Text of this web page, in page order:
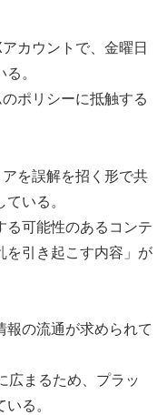
カウントで、金曜日
。
ポリシーに抵触する
を誤解を招く形で共
いる。
る可能性のあるコンテ
を引き起こす内容」が
報の流通が求められて
広まるため、プラッ
る。